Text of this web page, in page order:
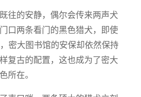
往的安静，偶尔会传来两声犬
口两条看门的黑色猎犬，即使
密大图书馆的安保却依然保持
复古的配置，这也成为了密大
所在。